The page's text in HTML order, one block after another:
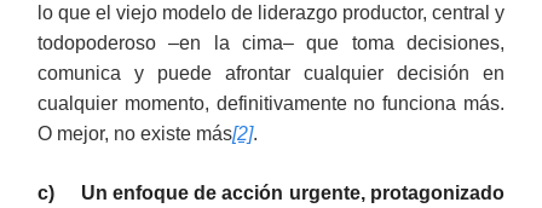
lo que el viejo modelo de liderazgo productor, central y
todopoderoso –en la cima– que toma decisiones,
comunica y puede afrontar cualquier decisión en
cualquier momento, definitivamente no funciona más.
O mejor, no existe más[2].
c) Un enfoque de acción urgente, protagonizado